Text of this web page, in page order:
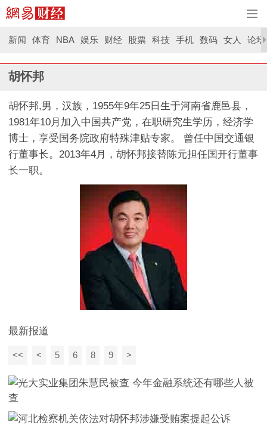
新闻 体育 NBA 娱乐 财经 股票 科技 手机 数码 女人 论坛
胡怀邦
胡怀邦,男，汉族，1955年9年25日生于河南省鹿邑县，
1981年10月加入中国共产党，在职研究生学历，经济学
博士，享受国务院政府特殊津贴专家。 曾任中国交通银
行董事长。2013年4月，胡怀邦接替陈元担任国开行董事
长一职。
最新报道
<< < 5 6 8 9 >